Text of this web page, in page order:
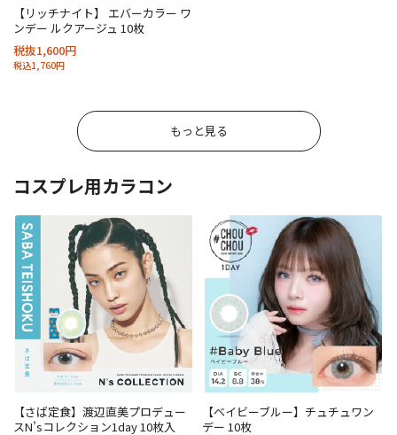
【リッチナイト】 エバーカラー ワ
ンデー ルクアージュ 10枚
税抜1,600円
税込1,760円
もっと見る
コスプレ用カラコン
【さば定食】渡辺直美プロデュー
スN’sコレクション1day 10枚入
【ベイビーブルー】チュチュワン
デー 10枚